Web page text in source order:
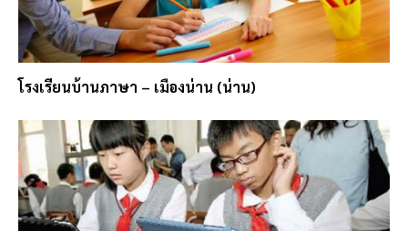
โรงเรียนบ้านภาษา – เมืองน่าน (น่าน)